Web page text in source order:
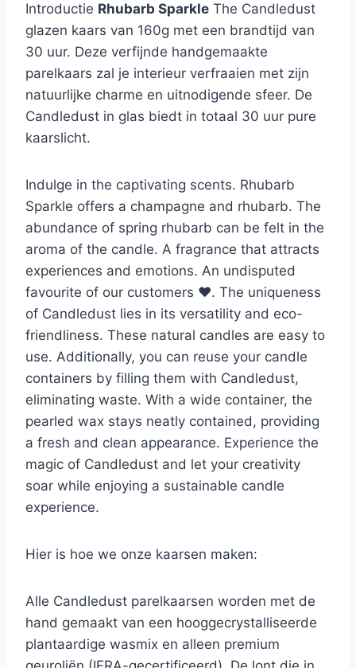
Introductie Rhubarb Sparkle The Candledust
glazen kaars van 160g met een brandtijd van
30 uur. Deze verfijnde handgemaakte
parelkaars zal je interieur verfraaien met zijn
natuurlijke charme en uitnodigende sfeer. De
Candledust in glas biedt in totaal 30 uur pure
kaarslicht.
Indulge in the captivating scents. Rhubarb
Sparkle offers a champagne and rhubarb. The
abundance of spring rhubarb can be felt in the
aroma of the candle. A fragrance that attracts
experiences and emotions. An undisputed
favourite of our customers ❤️. The uniqueness
of Candledust lies in its versatility and eco-
friendliness. These natural candles are easy to
use. Additionally, you can reuse your candle
containers by filling them with Candledust,
eliminating waste. With a wide container, the
pearled wax stays neatly contained, providing
a fresh and clean appearance. Experience the
magic of Candledust and let your creativity
soar while enjoying a sustainable candle
experience.
Hier is hoe we onze kaarsen maken:
Alle Candledust parelkaarsen worden met de
hand gemaakt van een hooggecrystalliseerde
plantaardige wasmix en alleen premium